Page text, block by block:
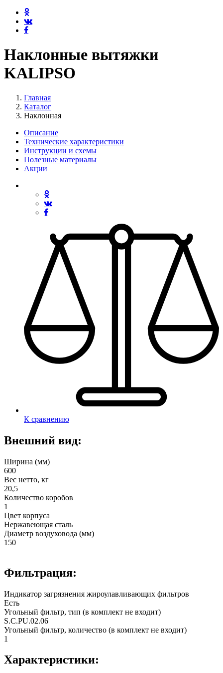
Наклонные вытяжки
KALIPSO
Главная
Каталог
Наклонная
Описание
Технические характеристики
Инструкции и схемы
Полезные материалы
Акции
К сравнению
Внешний вид:
Ширина (мм)
600
Вес нетто, кг
20,5
Количество коробов
1
Цвет корпуса
Нержавеющая сталь
Диаметр воздуховода (мм)
150
Фильтрация:
Индикатор загрязнения жироулавливающих фильтров
Есть
Угольный фильтр, тип (в комплект не входит)
S.C.PU.02.06
Угольный фильтр, количество (в комплект не входит)
1
Характеристики: